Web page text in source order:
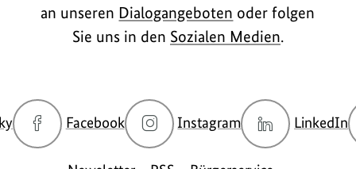
an unseren Dialogangeboten oder folgen
Sie uns in den Sozialen Medien.
zur
Bluesky-
Seite
Facebook
zur
Facebook-
Seite
Instagram
zur
Instagram-
Seite
LinkedIn